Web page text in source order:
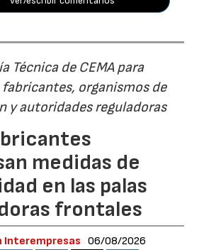
Técnica de CEMA para
organismos de
y autoridades reguladoras
medidas de
en las palas
frontales
Interempresas 06/08/2026